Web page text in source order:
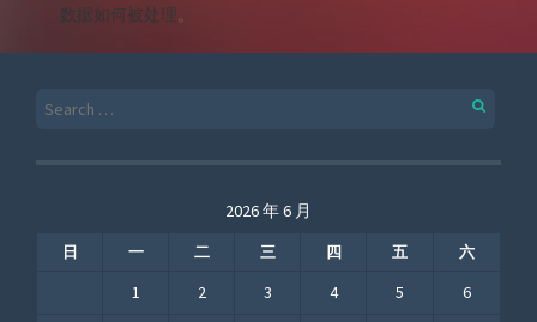
数据如何被处理。
Search
2026 年 6 月
日 一 二 三 四 五 六
1 2 3 4 5
6